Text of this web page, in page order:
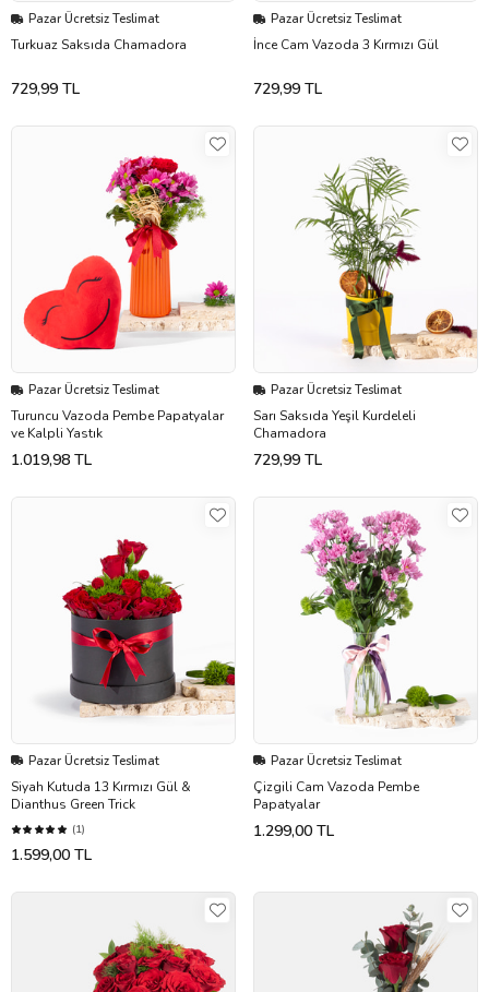
Pazar Ücretsiz Teslimat
Turkuaz Saksıda Chamadora
729,99 TL
Pazar Ücretsiz Teslimat
İnce Cam Vazoda 3 Kırmızı Gül
729,99 TL
Pazar Ücretsiz Teslimat
Turuncu Vazoda Pembe Papatyalar
ve Kalpli Yastık
1.019,98 TL
Pazar Ücretsiz Teslimat
Sarı Saksıda Yeşil Kurdeleli
Chamadora
729,99 TL
Pazar Ücretsiz Teslimat
Siyah Kutuda 13 Kırmızı Gül &
Dianthus Green Trick
(1)
1.599,00 TL
Pazar Ücretsiz Teslimat
Çizgili Cam Vazoda Pembe
Papatyalar
1.299,00 TL